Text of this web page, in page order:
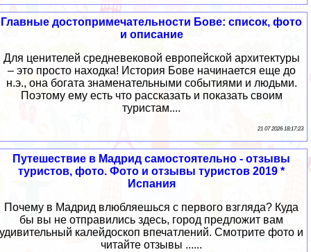
Главные достопримечательности Бове: список, фото
и описание
Для ценителей средневековой европейской архитектуры
– это просто находка! История Бове начинается еще до
н.э., она богата знаменательными событиями и людьми.
Поэтому ему есть что рассказать и показать своим
туристам....
21 07 2026 18:17:23
Путешествие в Мадрид самостоятельно - отзывы
туристов, фото. Фото и отзывы туристов 2019 *
Испания
Почему в Мадрид влюбляешься с первого взгляда? Куда
бы вы не отправились здесь, город предложит вам
удивительный калейдоскоп впечатлений. Смотрите фото и
читайте отзывы ......